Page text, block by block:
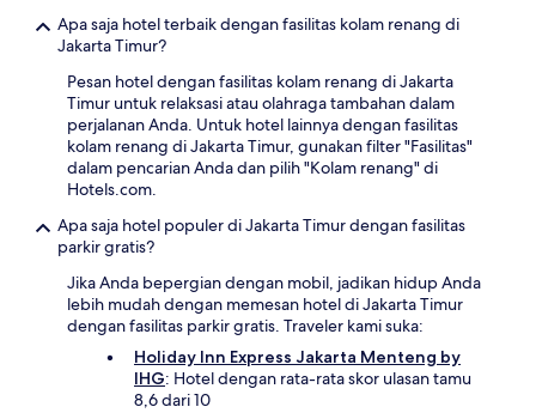
Apa saja hotel terbaik dengan fasilitas kolam renang di
Jakarta Timur?
Pesan hotel dengan fasilitas kolam renang di Jakarta
Timur untuk relaksasi atau olahraga tambahan dalam
perjalanan Anda. Untuk hotel lainnya dengan fasilitas
kolam renang di Jakarta Timur, gunakan filter "Fasilitas"
dalam pencarian Anda dan pilih "Kolam renang" di
Hotels.com.
Apa saja hotel populer di Jakarta Timur dengan fasilitas
parkir gratis?
Jika Anda bepergian dengan mobil, jadikan hidup Anda
lebih mudah dengan memesan hotel di Jakarta Timur
dengan fasilitas parkir gratis. Traveler kami suka:
Holiday Inn Express Jakarta Menteng by
IHG: Hotel dengan rata-rata skor ulasan tamu
8,6 dari 10